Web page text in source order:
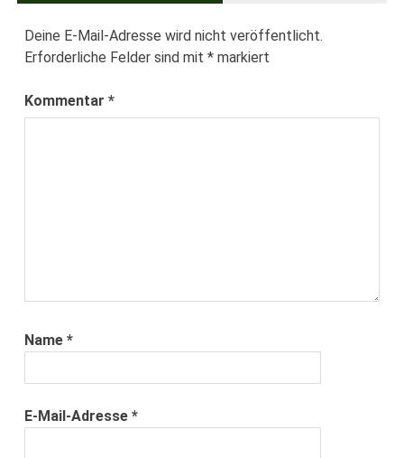
Deine E-Mail-Adresse wird nicht veröffentlicht.
Erforderliche Felder sind mit* markiert
Kommentar*
Name*
E-Mail-Adresse*